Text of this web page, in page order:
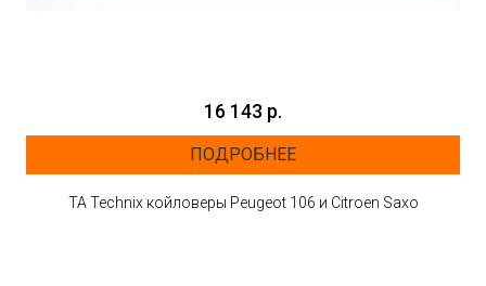
16 143 р.
ПОДРОБНЕЕ
TA Technix койловеры Peugeot 106 и Citroen Saxo